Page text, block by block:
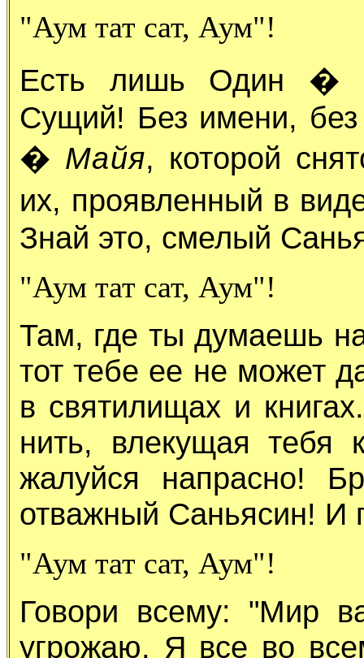
"Аум тат сат, Аум"!
Есть лишь Один �
Сущий! Без имени,
� Майя, которой
их, проявленный в
Знай это, смелый
"Аум тат сат, Аум"!
Там, где ты думаешь
тот тебе ее не может
в святилищах и
нить, влекущая тебя
жалуйся напрасно!
отважный Саньясин! И
"Аум тат сат, Аум"!
Говори всему: "Мир
угрожаю. Я все во